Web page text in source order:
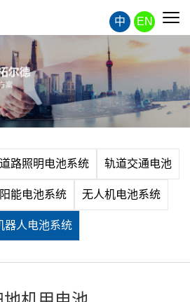
中 EN
道路照明电池系统 轨道交通电池
能电池系统 无人机电池系统
器人电池系统